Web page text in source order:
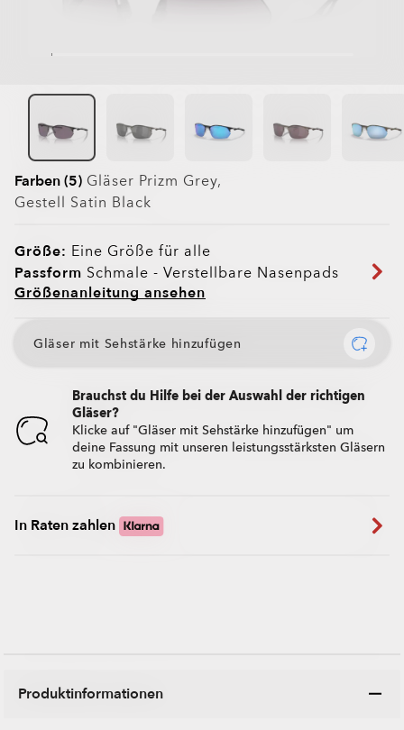
Farben (5) Gläser Prizm Grey,
Gestell Satin Black
Größe: Eine Größe für alle
Passform Schmale - Verstellbare Nasenpads
Größenanleitung ansehen
Gläser mit Sehstärke hinzufügen
Brauchst du Hilfe bei der Auswahl der richtigen
Gläser?
Klicke auf "Gläser mit Sehstärke hinzufügen" um
deine Fassung mit unseren leistungsstärksten Gläsern
zu kombinieren.
In Raten zahlen
Produktinformationen